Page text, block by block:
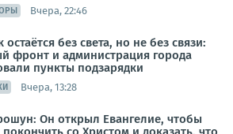
Вчера, 22:46
остаётся без света, но не без связи:
фронт и администрация города
пункты подзарядки
Вчера, 13:28
Он открыл Евангелие, чтобы